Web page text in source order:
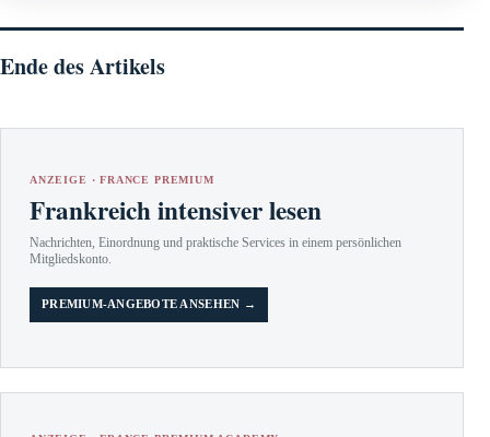
Ende des Artikels
ANZEIGE · FRANCE PREMIUM
Frankreich intensiver lesen
Nachrichten, Einordnung und praktische Services in einem persönlichen
Mitgliedskonto.
PREMIUM-ANGEBOTE ANSEHEN →